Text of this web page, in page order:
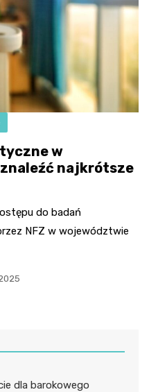
w
najkrótsze
do badań
NFZ w województwie
dla barokowego